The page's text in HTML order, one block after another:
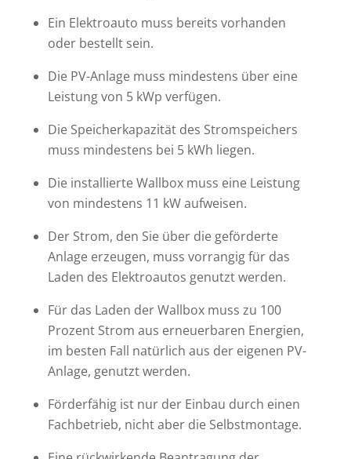
Ein Elektroauto muss bereits vorhanden
oder bestellt sein.
Die PV-Anlage muss mindestens über eine
Leistung von 5 kWp verfügen.
Die Speicherkapazität des Stromspeichers
muss mindestens bei 5 kWh liegen.
Die installierte Wallbox muss eine Leistung
von mindestens 11 kW aufweisen.
Der Strom, den Sie über die geförderte
Anlage erzeugen, muss vorrangig für das
Laden des Elektroautos genutzt werden.
Für das Laden der Wallbox muss zu 100
Prozent Strom aus erneuerbaren Energien,
im besten Fall natürlich aus der eigenen PV-
Anlage, genutzt werden.
Förderfähig ist nur der Einbau durch einen
Fachbetrieb, nicht aber die Selbstmontage.